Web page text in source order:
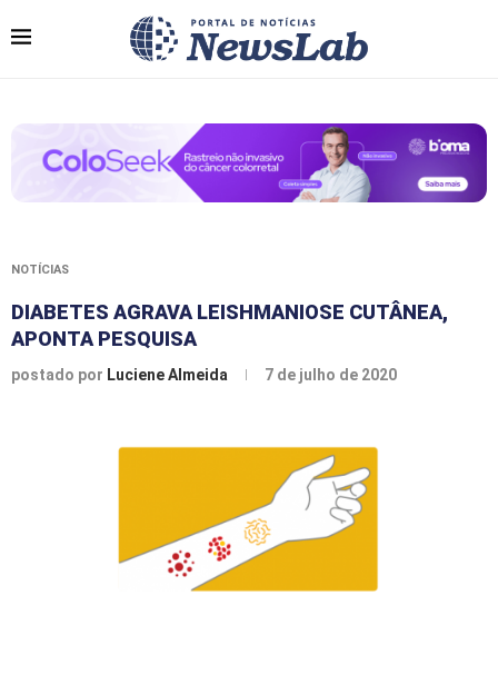
NOTÍCIAS
DIABETES AGRAVA LEISHMANIOSE CUTÂNEA,
APONTA PESQUISA
postado por Luciene Almeida 7 de julho de 2020